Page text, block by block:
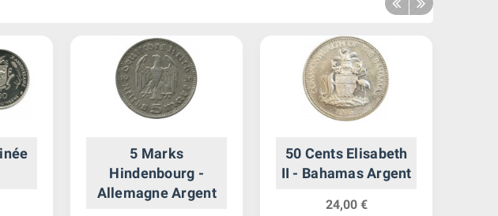
5 Marks
Hindenbourg -
Allemagne Argent
50 Cents Elisabeth
II - Bahamas Argent
24,00 €